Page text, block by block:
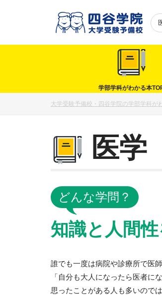
学部学科がわかる本
大学受験予備校・四谷学院の学部学科が
医学
どんな学問？
知識と人間
誰でも一度は病院や診療所で医
「自分も大人になったら医者に
思ったことがある人も多いので